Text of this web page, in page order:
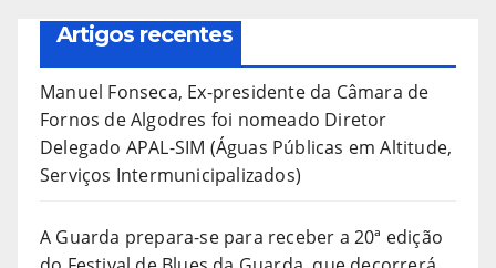
Artigos recentes
Manuel Fonseca, Ex-presidente da Câmara de
Fornos de Algodres foi nomeado Diretor
Delegado APAL-SIM (Águas Públicas em Altitude,
Serviços Intermunicipalizados)
A Guarda prepara-se para receber a 20ª edição